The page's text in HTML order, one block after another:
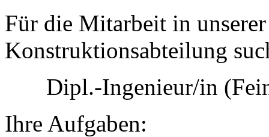
Für die Mitarbeit in
Konstruktionsabteilung
Dipl.-Ingenieur/in
Ihre Aufgaben: